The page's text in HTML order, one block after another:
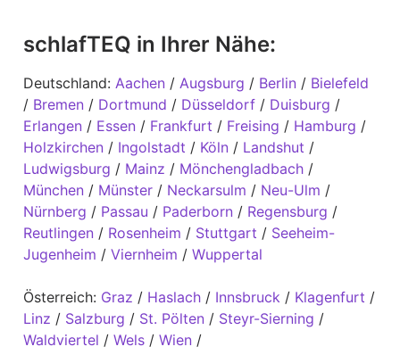
schlafTEQ in Ihrer Nähe:
Deutschland: Aachen / Augsburg / Berlin / Bielefeld
/ Bremen / Dortmund / Düsseldorf / Duisburg /
Erlangen / Essen / Frankfurt / Freising / Hamburg /
Holzkirchen / Ingolstadt / Köln / Landshut /
Ludwigsburg / Mainz / Mönchengladbach /
München / Münster / Neckarsulm / Neu-Ulm /
Nürnberg / Passau / Paderborn / Regensburg /
Reutlingen / Rosenheim / Stuttgart / Seeheim-
Jugenheim / Viernheim / Wuppertal
Österreich: Graz / Haslach / Innsbruck / Klagenfurt /
Linz / Salzburg / St. Pölten / Steyr-Sierning /
Waldviertel / Wels / Wien /